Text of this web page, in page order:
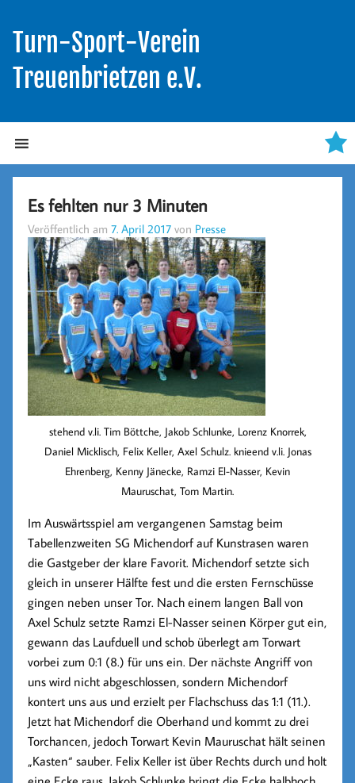
Turn-Sport-Verein
Treuenbrietzen e.V.
Es fehlten nur 3 Minuten
Veröffentlich am7. April 2017 von Presse
stehend v.li. Tim Böttche, Jakob Schlunke, Lorenz Knorrek,
Daniel Micklisch, Felix Keller, Axel Schulz. knieend v.li. Jonas
Ehrenberg, Kenny Jänecke, Ramzi El-Nasser, Kevin
Mauruschat, Tom Martin.
Im Auswärtsspiel am vergangenen Samstag beim
Tabellenzweiten SG Michendorf auf Kunstrasen waren
die Gastgeber der klare Favorit. Michendorf setzte sich
gleich in unserer Hälfte fest und die ersten Fernschüsse
gingen neben unser Tor. Nach einem langen Ball von
Axel Schulz setzte Ramzi El-Nasser seinen Körper gut ein,
gewann das Laufduell und schob überlegt am Torwart
vorbei zum 0:1 (8.) für uns ein. Der nächste Angriff von
uns wird nicht abgeschlossen, sondern Michendorf
kontert uns aus und erzielt per Flachschuss das1:1 (11.).
Jetzt hat Michendorf die Oberhand und kommt zu drei
Torchancen, jedoch Torwart Kevin Mauruschat hält seinen
„Kasten“ sauber. Felix Keller ist über Rechts durch und holt